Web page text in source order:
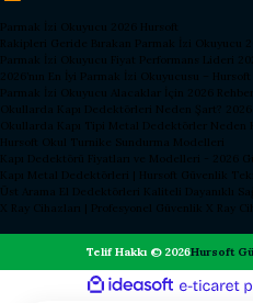
Parmak İzi Okuyucu 2026 Hursoft
Rakipleri Geride Bırakan Parmak İzi Okuyucu
Parmak İzi Okuyucu Fiyat Performans Lideri
2026’nın En İyi Parmak İzi Okuyucusu – Hursoft
Parmak İzi Okuyucu Alacaklar İçin 2026
Okullarda Kapı Dedektörleri Neden Şart?
Okullarda Kapı Tipi Metal Dedektörler Neden
Hursoft Okul Turnike Sundurma Modelleri
Kapı Dedektörü Fiyatları ve Modelleri - 2026
Kapı Metal Dedektörleri | Hursoft Güvenlik
Üst Arama El Dedektörleri Kaliteli Dayanıklı
X Ray Cihazları | Profesyonel Güvenlik X Ray
Telif Hakkı © 2026Hursoft
ideasoft